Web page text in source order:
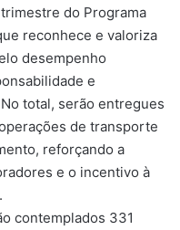
do Programa
reconhece e valoriza
desempenho
e
total, serão entregues
de transporte
reforçando a
e o incentivo à
contemplados 331